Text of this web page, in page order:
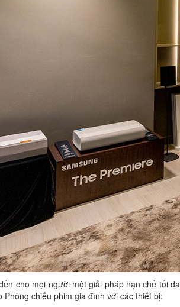
cho mọi người một giải pháp hạn chế tối đa
Phòng chiếu phim gia đình với các thiết bị: